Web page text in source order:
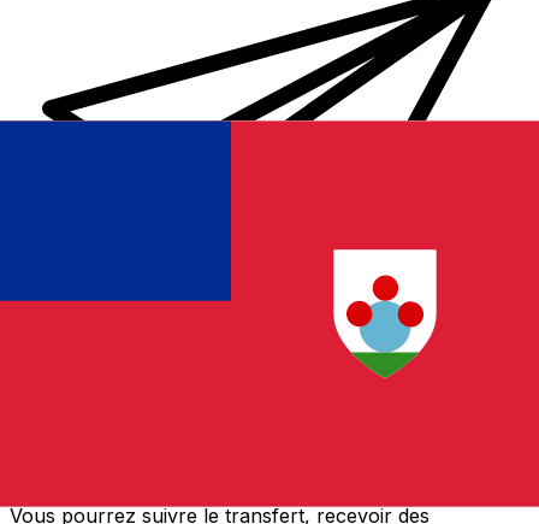
Vous pourrez suivre le transfert, recevoir des